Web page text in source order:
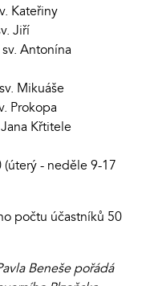
Kateřiny
Jiří
Antonína
Mikuáše
Prokopa
Křtitele
(úterý - neděle 9-17
počtu účastníků 50
Beneše pořádá